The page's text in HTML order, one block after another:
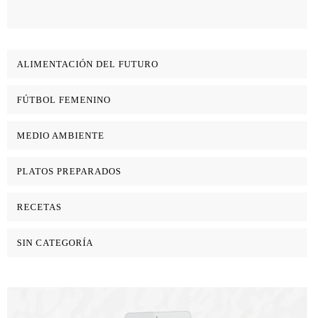
ALIMENTACIÓN DEL FUTURO
FÚTBOL FEMENINO
MEDIO AMBIENTE
PLATOS PREPARADOS
RECETAS
SIN CATEGORÍA